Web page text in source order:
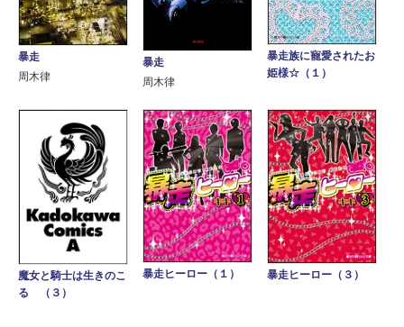
暴走
周木律
暴走
周木律
暴走族に寵愛されたお
姫様☆（１）
魔女と騎士は生きのこ
る （３）
暴走ヒーロー（１） 暴走ヒーロー（３）